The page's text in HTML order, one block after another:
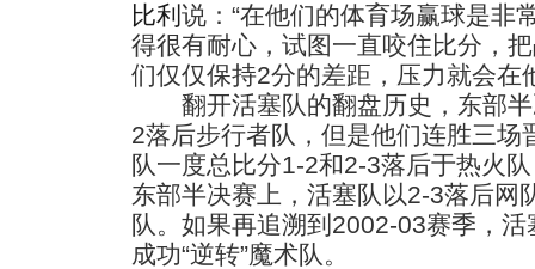
比利 说：“在他们的体育场赢球是非
得很有耐心，试图一直咬住比分，
们仅仅保持2分的差距，压力就会在
翻开活塞队的翻盘历史，东部半
2落后步行者队，但是他们连胜三场
队一度总比分1-2和2-3落后于热火
东部半决赛上，活塞队以2-3落后网
队。如果再追溯到2002-03赛季，
成功“逆转”魔术队。